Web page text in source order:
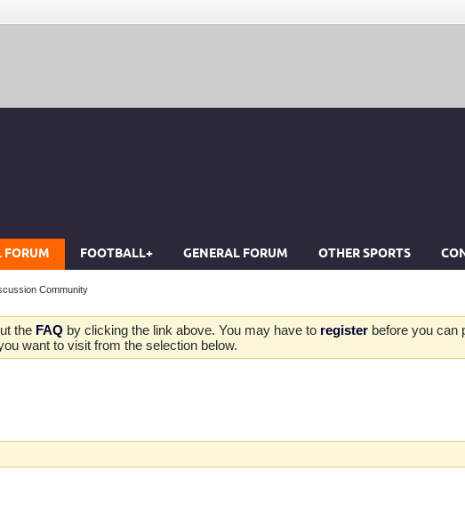
FORUM FOOTBALL+ GENERAL FORUM OTHER SPORTS
Community
the FAQ by clicking the link above. You may have to register before you can
want to visit from the selection below.